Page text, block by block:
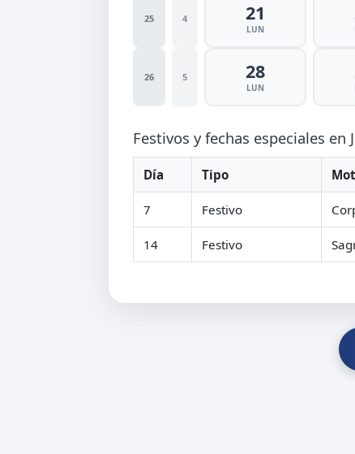
25 4 21
LUN
26 5 28
LUN
Festivos y fechas especiales en
Día Tipo
7 Festivo
14 Festivo